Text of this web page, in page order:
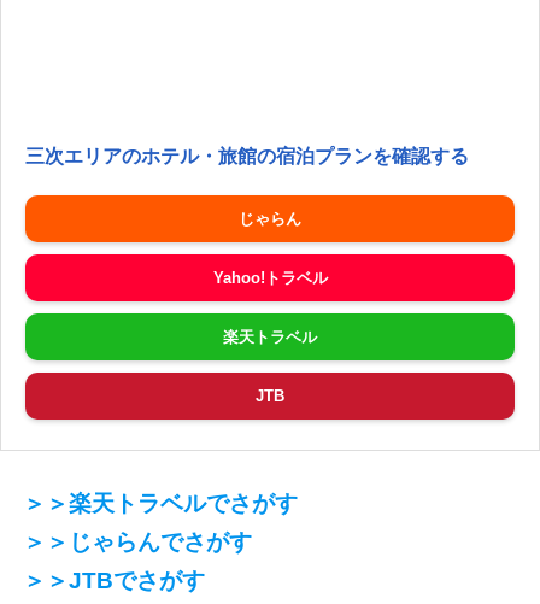
三次エリアのホテル・旅館の宿泊プランを確認する
じゃらん
Yahoo!トラベル
楽天トラベル
JTB
＞＞楽天トラベルでさがす
＞＞じゃらんでさがす
＞＞JTBでさがす